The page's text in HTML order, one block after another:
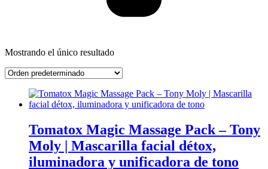
Mostrando el único resultado
Tomatox Magic Massage Pack – Tony
Moly | Mascarilla facial détox,
iluminadora y unificadora de tono